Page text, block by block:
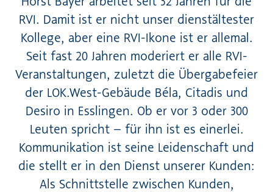
RVI. Damit ist er nicht unser dienstältester
Kollege, aber eine RVI-Ikone ist er allemal.
Seit fast 20 Jahren moderiert er alle RVI-
Veranstaltungen, zuletzt die Übergabefeier
der LOK.West-Gebäude Béla, Citadis und
Desiro in Esslingen. Ob er vor 3 oder 300
Leuten spricht – für ihn ist es einerlei.
Kommunikation ist seine Leidenschaft und
die stellt er in den Dienst unserer Kunden:
Als Schnittstelle zwischen Kunden,